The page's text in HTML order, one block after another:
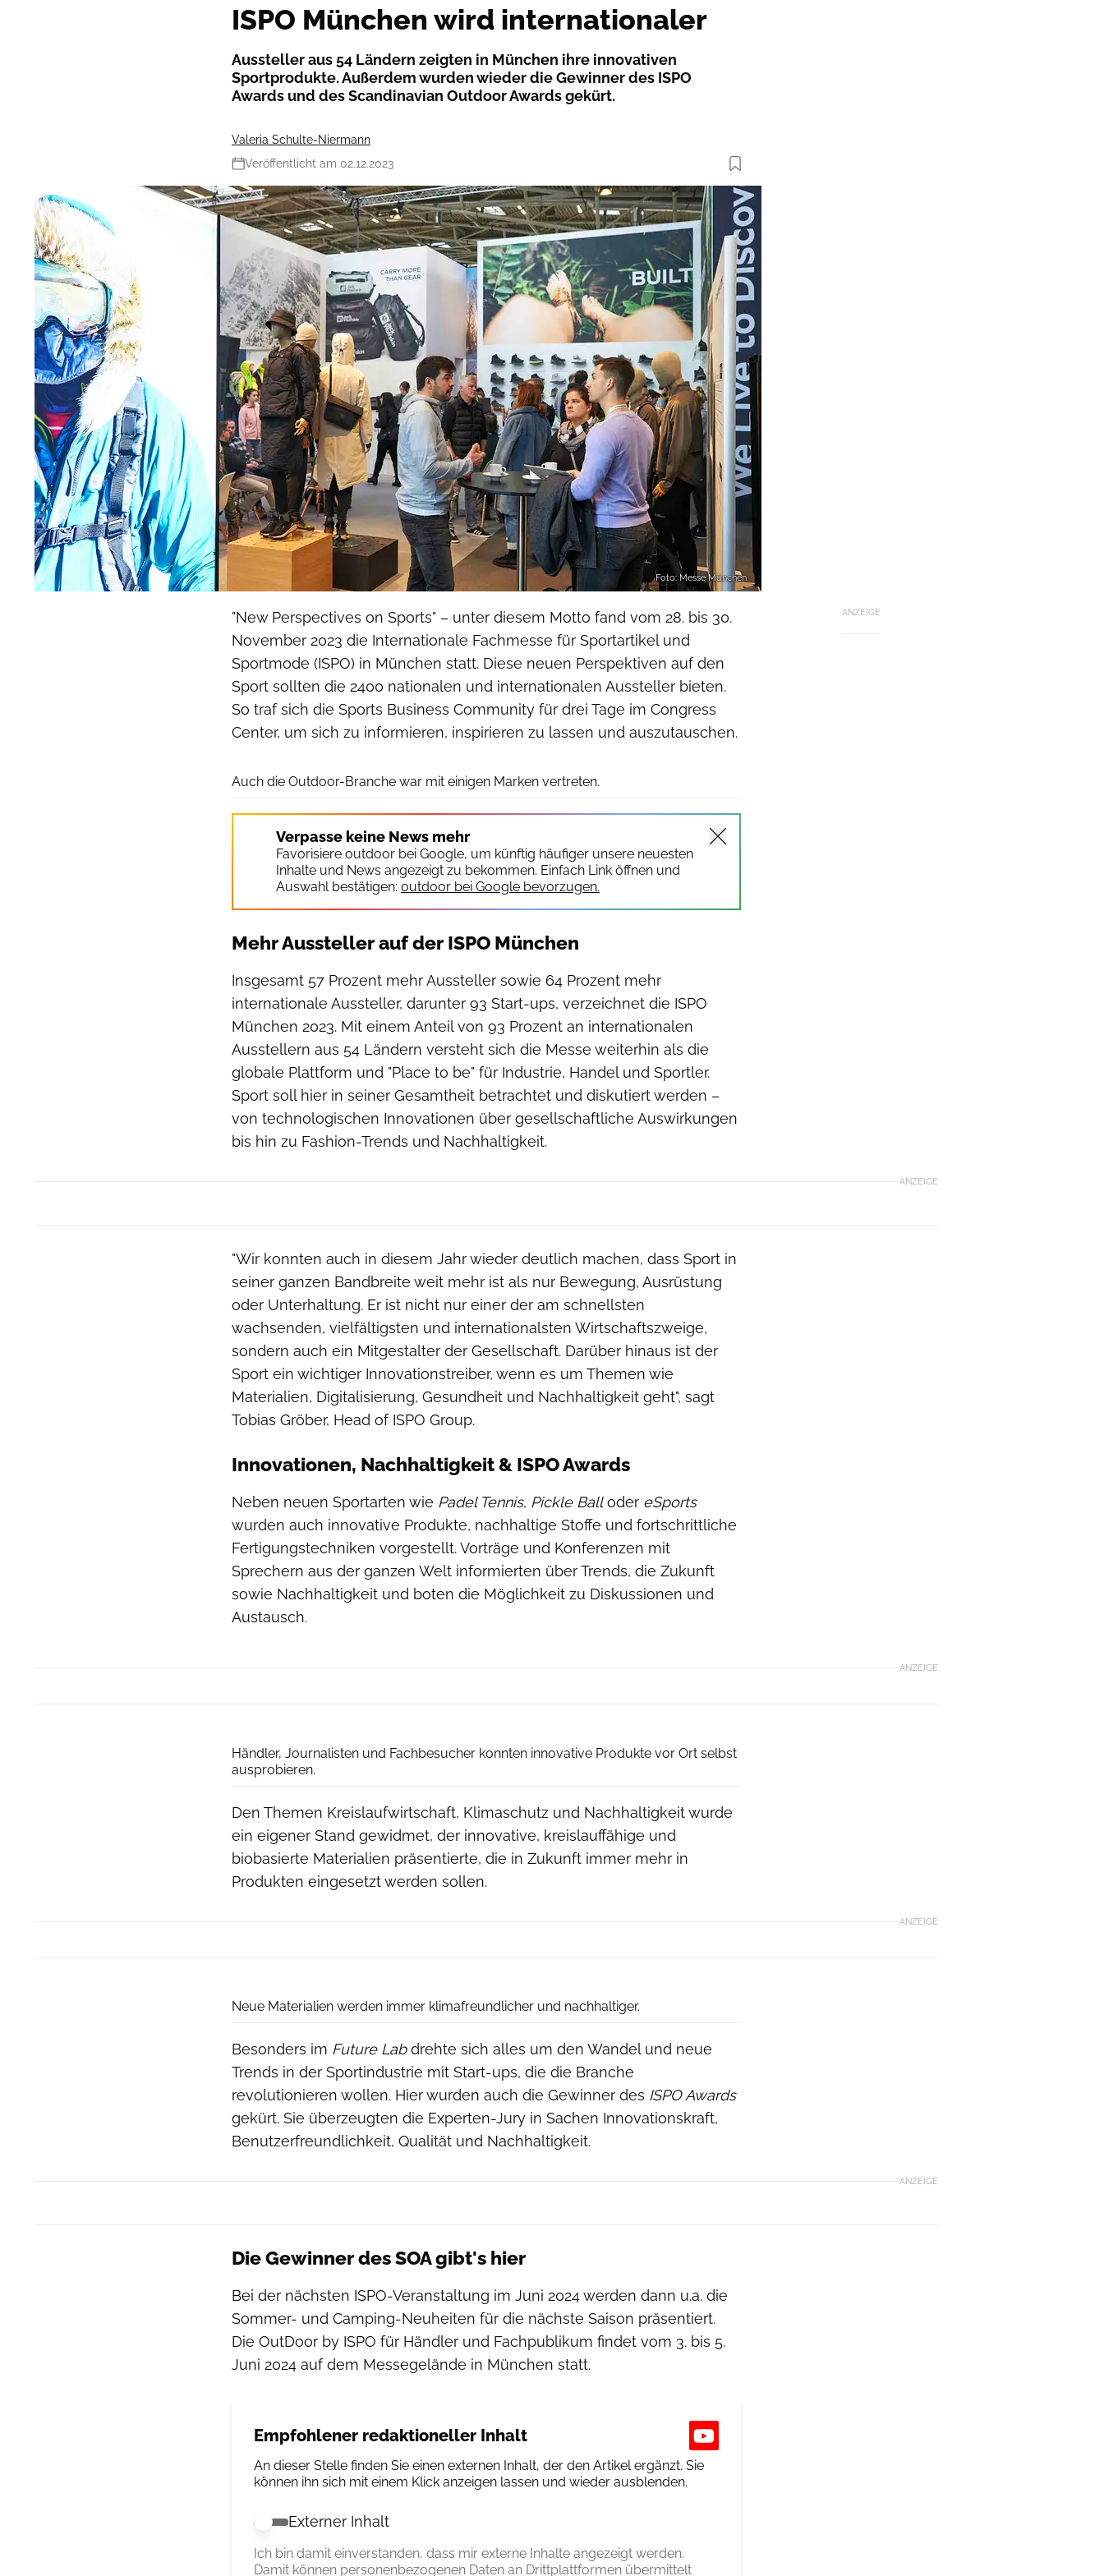
ISPO München wird internationaler
Aussteller aus 54 Ländern zeigten in München ihre innovativen
Sportprodukte. Außerdem wurden wieder die Gewinner des ISPO
Awards und des Scandinavian Outdoor Awards gekürt.
Valeria Schulte-Niermann
Veröffentlicht am 02.12.2023
Foto: Messe München
ANZEIGE
"New Perspectives on Sports" – unter diesem Motto fand vom 28. bis 30.
November 2023 die Internationale Fachmesse für Sportartikel und
Sportmode (ISPO) in München statt. Diese neuen Perspektiven auf den
Sport sollten die 2400 nationalen und internationalen Aussteller bieten.
So traf sich die Sports Business Community für drei Tage im Congress
Center, um sich zu informieren, inspirieren zu lassen und auszutauschen.
Auch die Outdoor-Branche war mit einigen Marken vertreten.
Verpasse keine News mehr
Favorisiere outdoor bei Google, um künftig häufiger unsere neuesten
Inhalte und News angezeigt zu bekommen. Einfach Link öffnen und
Auswahl bestätigen: outdoor bei Google bevorzugen.
Mehr Aussteller auf der ISPO München
Insgesamt 57 Prozent mehr Aussteller sowie 64 Prozent mehr
internationale Aussteller, darunter 93 Start-ups, verzeichnet die ISPO
München 2023. Mit einem Anteil von 93 Prozent an internationalen
Ausstellern aus 54 Ländern versteht sich die Messe weiterhin als die
globale Plattform und "Place to be" für Industrie, Handel und Sportler.
Sport soll hier in seiner Gesamtheit betrachtet und diskutiert werden –
von technologischen Innovationen über gesellschaftliche Auswirkungen
bis hin zu Fashion-Trends und Nachhaltigkeit.
ANZEIGE
"Wir konnten auch in diesem Jahr wieder deutlich machen, dass Sport in
seiner ganzen Bandbreite weit mehr ist als nur Bewegung, Ausrüstung
oder Unterhaltung. Er ist nicht nur einer der am schnellsten
wachsenden, vielfältigsten und internationalsten Wirtschaftszweige,
sondern auch ein Mitgestalter der Gesellschaft. Darüber hinaus ist der
Sport ein wichtiger Innovationstreiber, wenn es um Themen wie
Materialien, Digitalisierung, Gesundheit und Nachhaltigkeit geht", sagt
Tobias Gröber, Head of ISPO Group.
Innovationen, Nachhaltigkeit & ISPO Awards
Neben neuen Sportarten wie Padel Tennis, Pickle Balloder eSports
wurden auch innovative Produkte, nachhaltige Stoffe und fortschrittliche
Fertigungstechniken vorgestellt. Vorträge und Konferenzen mit
Sprechern aus der ganzen Welt informierten über Trends, die Zukunft
sowie Nachhaltigkeit und boten die Möglichkeit zu Diskussionen und
Austausch.
ANZEIGE
Händler, Journalisten und Fachbesucher konnten innovative Produkte vor Ort selbst
ausprobieren.
Den Themen Kreislaufwirtschaft, Klimaschutz und Nachhaltigkeit wurde
ein eigener Stand gewidmet, der innovative, kreislauffähige und
biobasierte Materialien präsentierte, die in Zukunft immer mehr in
Produkten eingesetzt werden sollen.
ANZEIGE
Neue Materialien werden immer klimafreundlicher und nachhaltiger.
Besonders im Future Labdrehte sich alles um den Wandel und neue
Trends in der Sportindustrie mit Start-ups, die die Branche
revolutionieren wollen. Hier wurden auch die Gewinner des ISPO Awards
gekürt. Sie überzeugten die Experten-Jury in Sachen Innovationskraft,
Benutzerfreundlichkeit, Qualität und Nachhaltigkeit.
ANZEIGE
Die Gewinner des SOA gibt's hier
Bei der nächsten ISPO-Veranstaltung im Juni 2024 werden dann u.a. die
Sommer- und Camping-Neuheiten für die nächste Saison präsentiert.
Die OutDoor by ISPO für Händler und Fachpublikum findet vom 3. bis 5.
Juni 2024 auf dem Messegelände in München statt.
Empfohlener redaktioneller Inhalt
An dieser Stelle finden Sie einen externen Inhalt, der den Artikel ergänzt. Sie
können ihn sich mit einem Klick anzeigen lassen und wieder ausblenden.
Externer Inhalt erlauben
Externer Inhalt
Ich bin damit einverstanden, dass mir externe Inhalte angezeigt werden.
Damit können personenbezogenen Daten an Drittplattformen übermittelt